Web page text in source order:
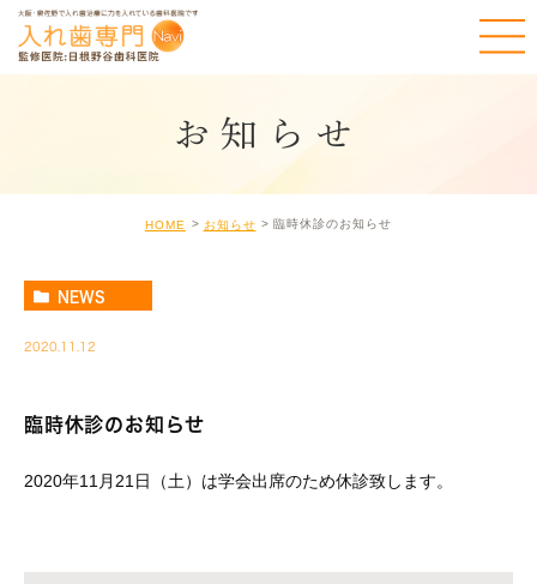
お知らせ
HOME お知らせ 臨時休診のお知らせ
NEWS
2020.11.12
臨時休診のお知らせ
2020年11月21日（土）は学会出席のため休診致します。